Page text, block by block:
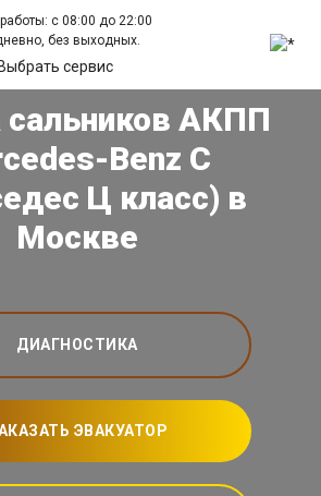
с 08:00 до 22:00
без выходных.
Выбрать сервис
сальников АКПП
Benz C
Ц класс) в
Москве
ДИАГНОСТИКА
ЭВАКУАТОР